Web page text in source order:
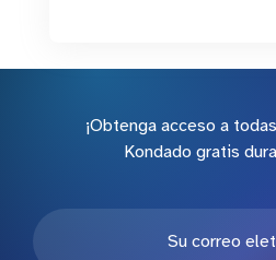
¡Obtenga acceso a
Kondado gratis